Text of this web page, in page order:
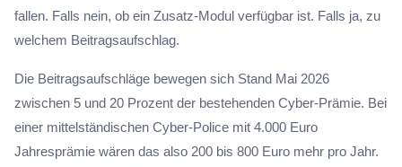
fallen. Falls nein, ob ein Zusatz-Modul verfügbar ist. Falls ja, zu
welchem Beitragsaufschlag.
Die Beitragsaufschläge bewegen sich Stand Mai 2026
zwischen 5 und 20 Prozent der bestehenden Cyber-Prämie. Bei
einer mittelständischen Cyber-Police mit 4.000 Euro
Jahresprämie wären das also 200 bis 800 Euro mehr pro Jahr.